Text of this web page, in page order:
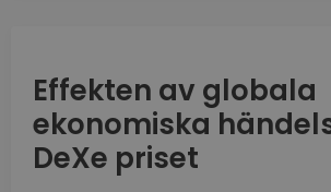
Effekten av globala
ekonomiska
DeXe priset